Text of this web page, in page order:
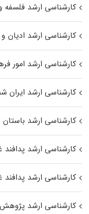
کارشناسی ارشد فلسفه
کارشناسی ارشد ادیان
کارشناسی ارشد امور
کارشناسی ارشد ایران
کارشناسی ارشد
کارشناسی ارشد پدافند
کارشناسی ارشد پدافند
کارشناسی ارشد